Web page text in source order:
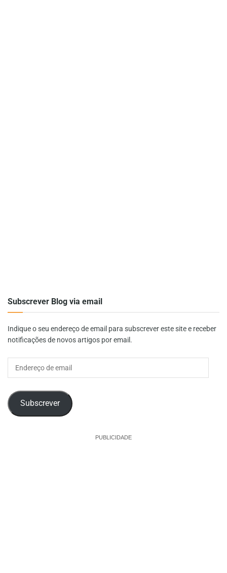
Subscrever Blog via email
Indique o seu endereço de email para subscrever este site e receber
notificações de novos artigos por email.
Endereço
Subscrever
PUBLICIDADE